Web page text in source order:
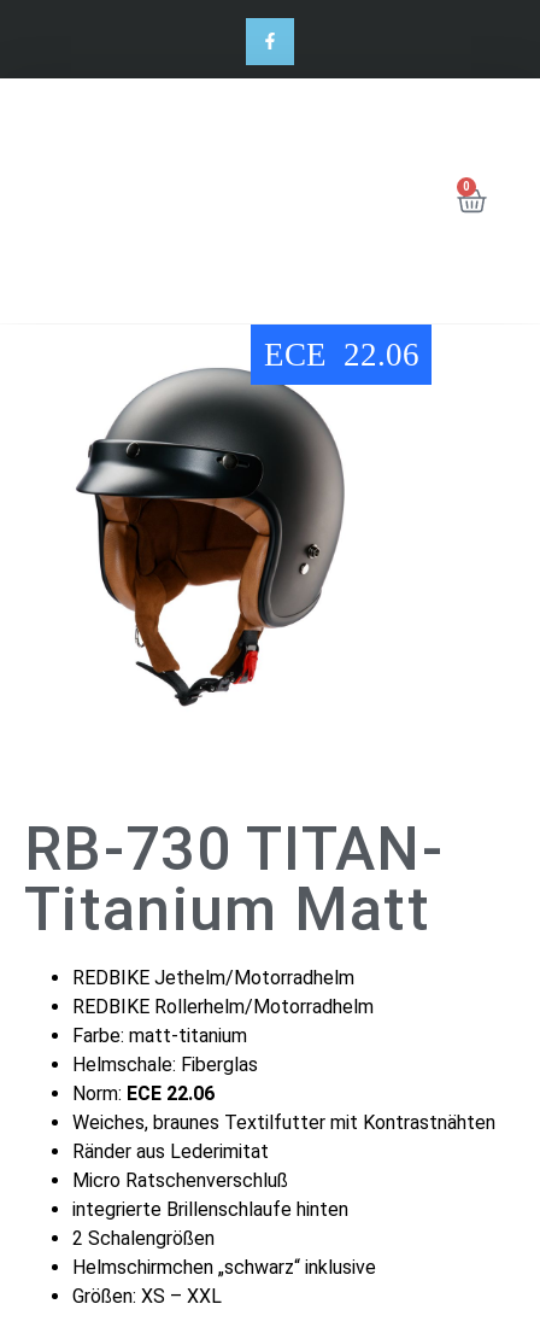
0
ECE 22.06
RB-730 TITAN-
Titanium Matt
REDBIKE Jethelm/Motorradhelm
REDBIKE Rollerhelm/Motorradhelm
Farbe: matt-titanium
Helmschale: Fiberglas
Norm: ECE 22.06
Weiches, braunes Textilfutter mit Kontrastnähten
Ränder aus Lederimitat
Micro Ratschenverschluß
integrierte Brillenschlaufe hinten
2 Schalengrößen
Helmschirmchen „schwarz“ inklusive
Größen: XS – XXL